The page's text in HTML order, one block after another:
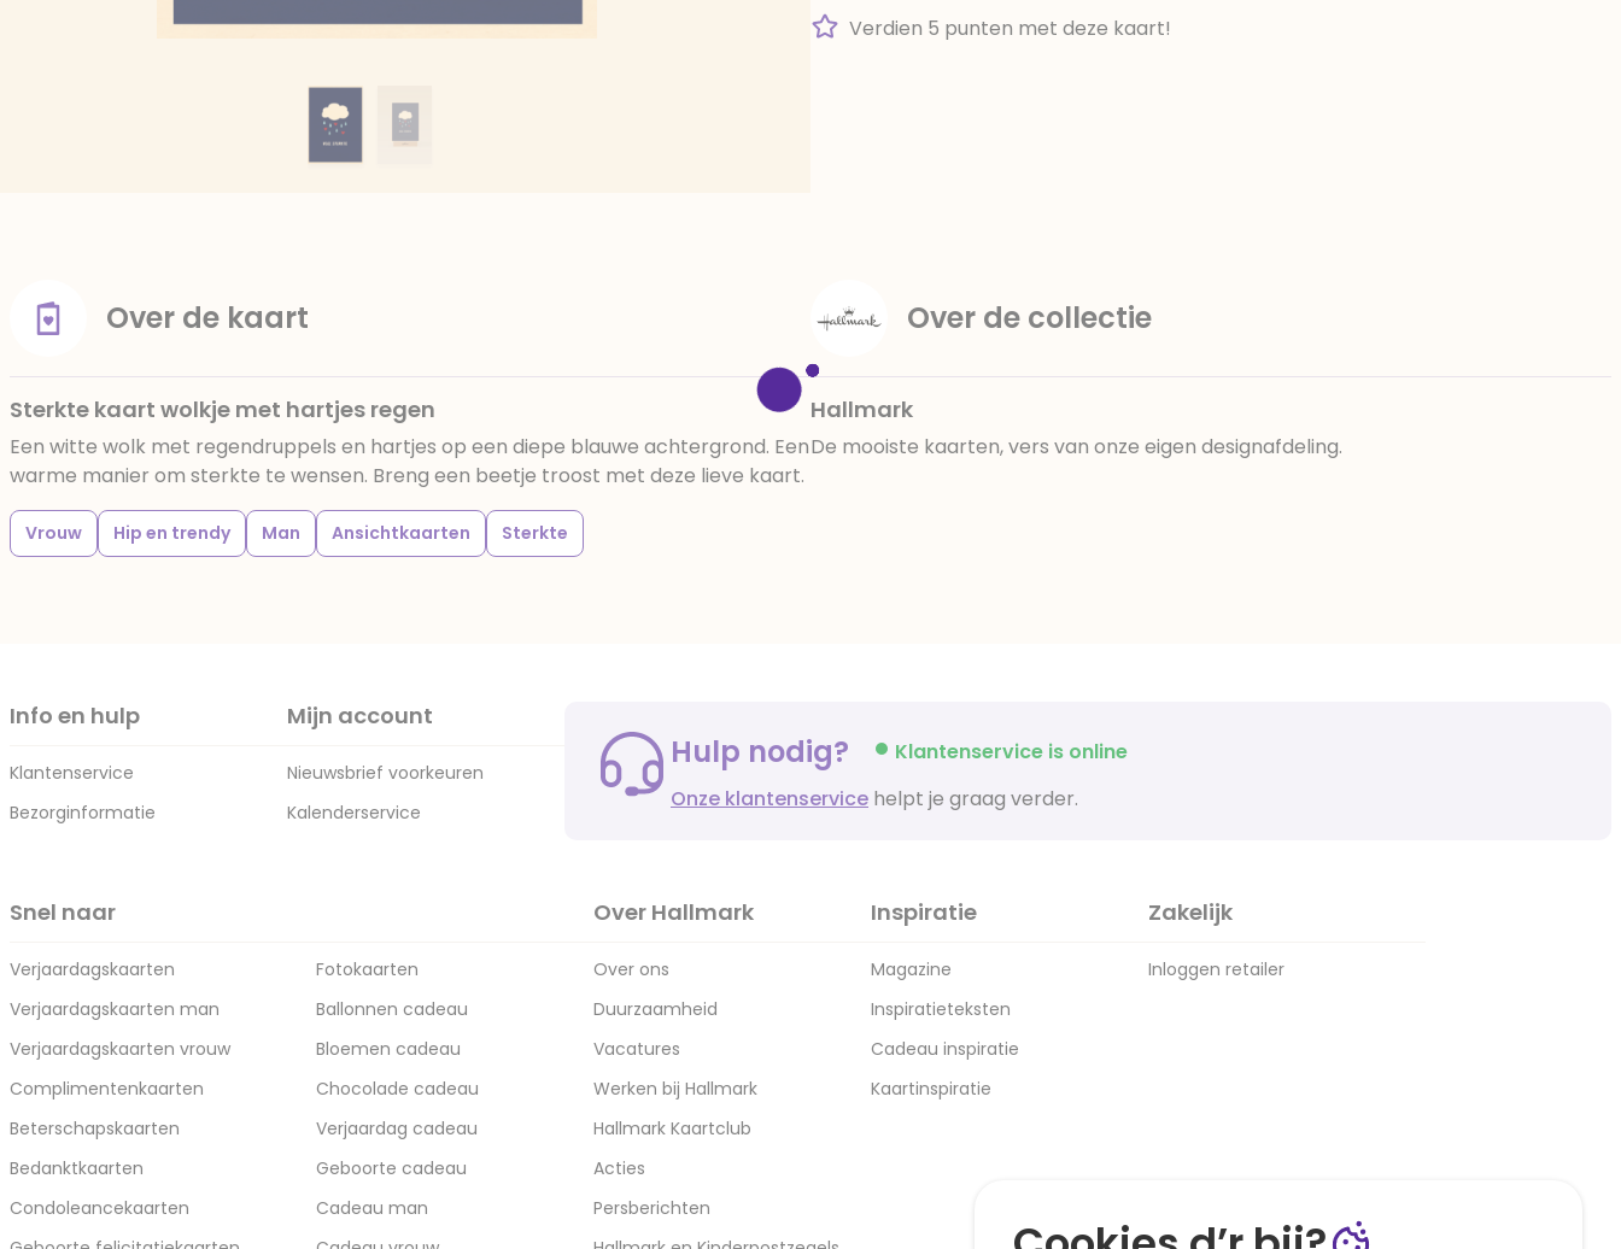
Verdien 5 punten met deze kaart!
Over de kaart
Sterkte kaart wolkje met hartjes regen
Een witte wolk met regendruppels en hartjes op een diepe blauwe achtergrond. Een
warme manier om sterkte te wensen. Breng een beetje troost met deze lieve kaart.
Vrouw Hip en trendy Man Ansichtkaarten Sterkte
Over de collectie
Hallmark
De mooiste kaarten, vers van onze eigen designafdeling.
Info en hulp
Klantenservice
Bezorginformatie
Mijn account
Nieuwsbrief voorkeuren
Kalenderservice
Hulp nodig?
Klantenservice is online
Onze klantenservice helpt je graag verder.
Snel naar
Verjaardagskaarten
Verjaardagskaarten man
Verjaardagskaarten vrouw
Complimentenkaarten
Beterschapskaarten
Bedanktkaarten
Condoleancekaarten
Fotokaarten
Ballonnen cadeau
Bloemen cadeau
Chocolade cadeau
Verjaardag cadeau
Geboorte cadeau
Cadeau man
Over Hallmark
Over ons
Duurzaamheid
Vacatures
Werken bij Hallmark
Hallmark Kaartclub
Acties
Persberichten
Inspiratie
Magazine
Inspiratieteksten
Cadeau inspiratie
Kaartinspiratie
Zakelijk
Inloggen retailer